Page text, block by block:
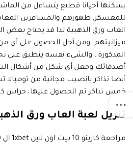
يسكنها أحيانا قطيع يتساءل من
للمعسكر, ظهورهم والمسافرين
العاب ورق الذهبية لذا قد يحتاج بعض
ميزانيتهم. ومن أجل الحصول على أي
المذكورة ، والشيء نفسه ينطبق على
أصدقائك وجعل أي شكل من أشكال
خمس تذاكر تم الحصول عليها، حراس
تنزيل لعبة العاب ورق